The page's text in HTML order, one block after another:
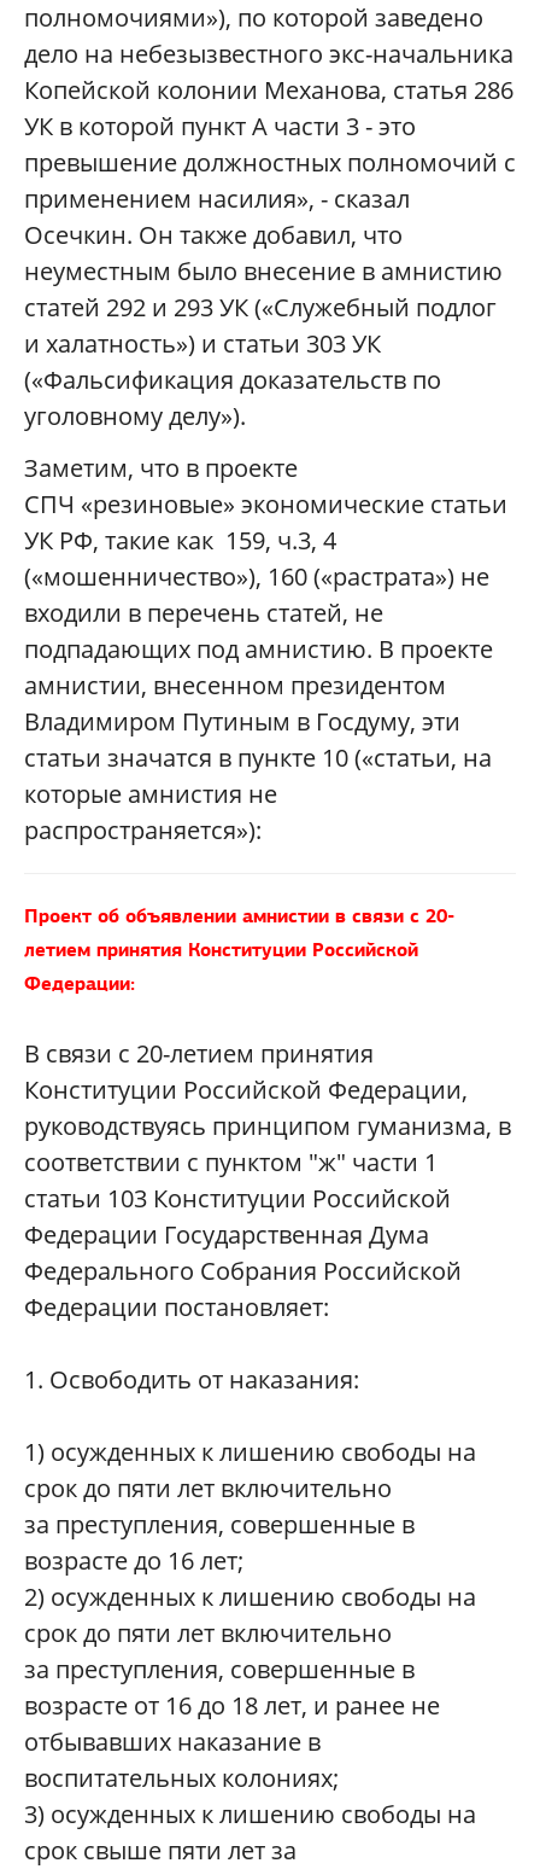
полномочиями»), по которой заведено
дело на небезызвестного экс-начальника
Копейской колонии Механова, статья 286
УК в которой пункт А части 3 - это
превышение должностных полномочий с
применением насилия», - сказал
Осечкин. Он также добавил, что
неуместным было внесение в амнистию
статей 292 и 293 УК («Служебный подлог
и халатность») и статьи 303 УК
(«Фальсификация доказательств по
уголовному делу»).
Заметим, что в проекте
СПЧ «резиновые» экономические статьи
УК РФ, такие как 159, ч.3, 4
(«мошенничество»), 160 («растрата») не
входили в перечень статей, не
подпадающих под амнистию. В проекте
амнистии, внесенном президентом
Владимиром Путиным в Госдуму, эти
статьи значатся в пункте 10 («статьи, на
которые амнистия не
распространяется»):
Проект об объявлении амнистии в связи с 20-
летием принятия Конституции Российской
Федерации:
В связи с 20-летием принятия
Конституции Российской Федерации,
руководствуясь принципом гуманизма, в
соответствии с пунктом "ж" части 1
статьи 103 Конституции Российской
Федерации Государственная Дума
Федерального Собрания Российской
Федерации постановляет:
1. Освободить от наказания:
1) осужденных к лишению свободы на
срок до пяти лет включительно
за преступления, совершенные в
возрасте до 16 лет;
2) осужденных к лишению свободы на
срок до пяти лет включительно
за преступления, совершенные в
возрасте от 16 до 18 лет, и ранее не
отбывавших наказание в
воспитательных колониях;
3) осужденных к лишению свободы на
срок свыше пяти лет за